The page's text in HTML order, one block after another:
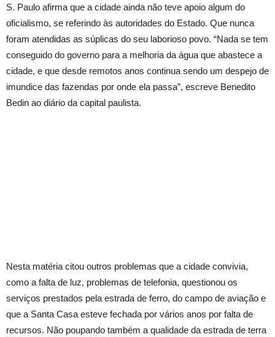
S. Paulo afirma que a cidade ainda não teve apoio algum do
oficialismo, se referindo às autoridades do Estado. Que nunca
foram atendidas as súplicas do seu laborioso povo. “Nada se tem
conseguido do governo para a melhoria da água que abastece a
cidade, e que desde remotos anos continua sendo um despejo de
imundice das fazendas por onde ela passa”, escreve Benedito
Bedin ao diário da capital paulista.
Nesta matéria citou outros problemas que a cidade convivia,
como a falta de luz, problemas de telefonia, questionou os
serviços prestados pela estrada de ferro, do campo de aviação e
que a Santa Casa esteve fechada por vários anos por falta de
recursos. Não poupando também a qualidade da estrada de terra